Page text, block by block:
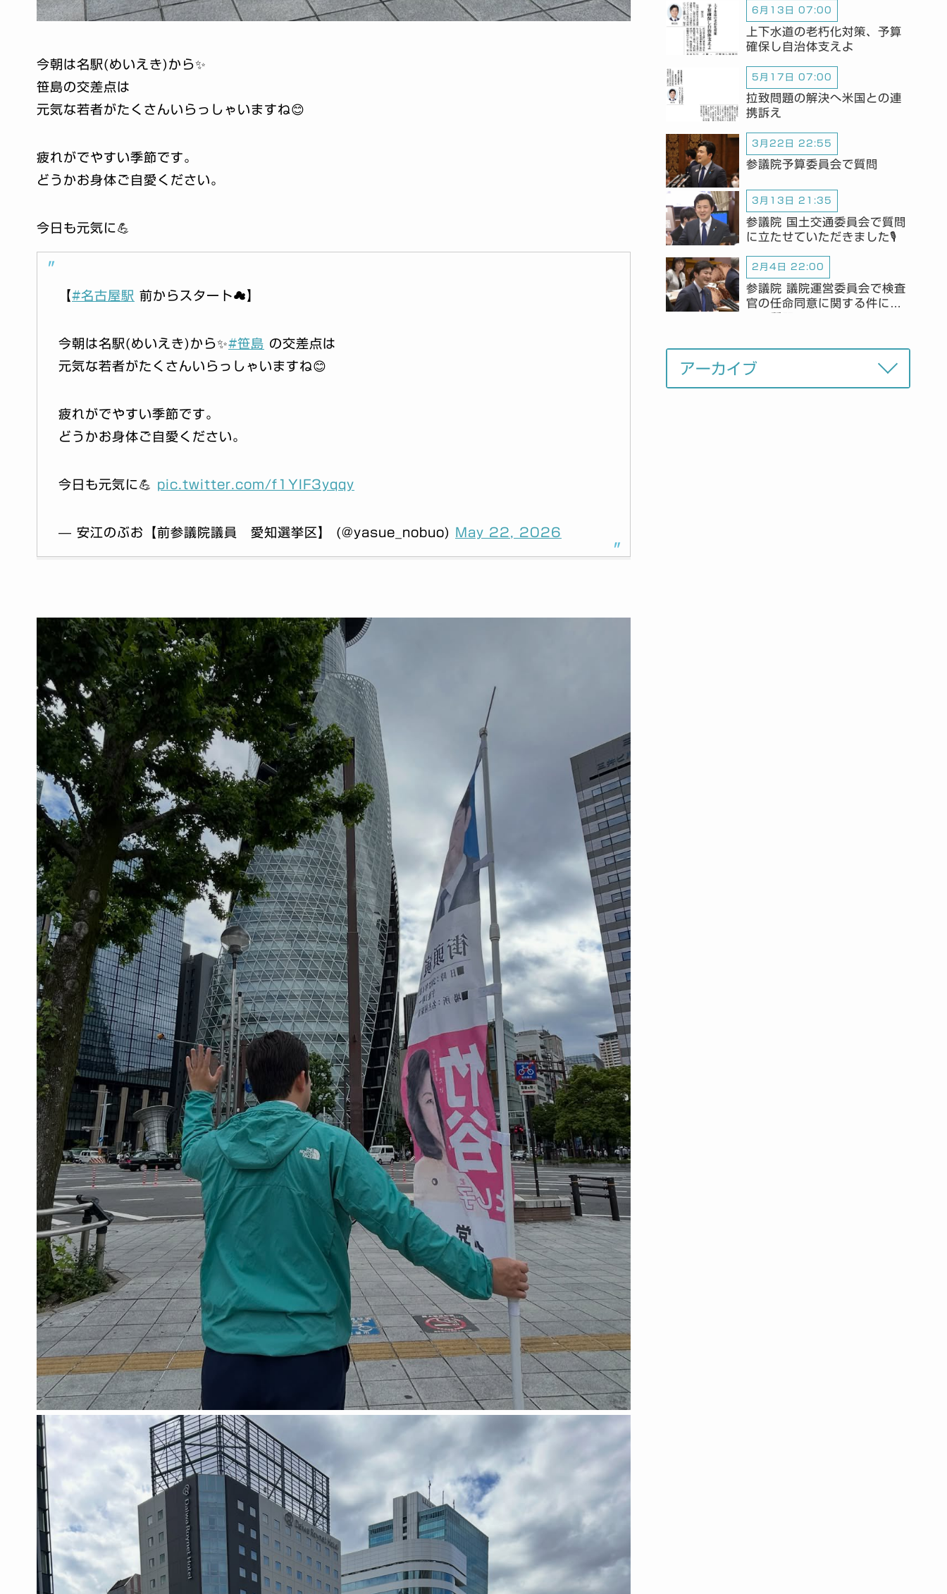
今朝は名駅(めいえき)から✨
笹島の交差点は
元気な若者がたくさんいらっしゃいますね😊
疲れがでやすい季節です。
どうかお身体ご自愛ください。
今日も元気に💪
【#名古屋駅 前からスタート☁️】
今朝は名駅(めいえき)から✨#笹島 の交差点は
元気な若者がたくさんいらっしゃいますね😊
疲れがでやすい季節です。
どうかお身体ご自愛ください。
今日も元気に💪 pic.twitter.com/f1YIF3yqqy
— 安江のぶお【前参議院議員 愛知選挙区】 (@yasue_nobuo) May 22, 2026
6月13日 07:00
上下水道の老朽化対策、予算
確保し自治体支えよ
5月17日 07:00
拉致問題の解決へ米国との連
携訴え
3月22日 22:55
参議院予算委員会で質問
3月13日 21:35
参議院 国土交通委員会で質問
に立たせていただきました🎙️
2月4日 22:00
参議院 議院運営委員会で検査
官の任命同意に関する件につ